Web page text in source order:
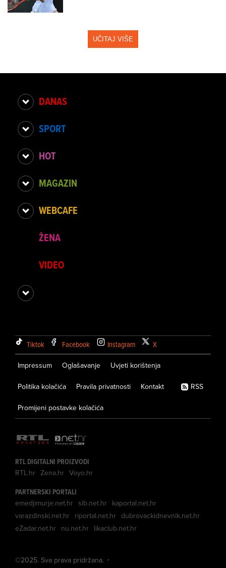
UČITAJ VIŠE
DANAS
SPORT
HOT
MAGAZIN
WEBCAFE
ŽENA
VIDEO
Tiktok Facebook Instagram X
Impressum Oglašavanje Uvjeti korištenja
Politika kolačića Pravila privatnosti Kontakt
Promijeni postavke kolačića
RSS
RTL DIGITALNI PROIZVODI
RTL.hr Zena.hr Voyo.hr
PARTNERSKI PORTALI
emedjimurje.net.hr sib.net.hr kaportal.net.hr
varazdinski.net.hr riportal.net.hr dubrovackidnevnik.net.hr
eZadar.net.hr nu.net.hr likaclub.net.hr
©2025. Sva prava pridržana.